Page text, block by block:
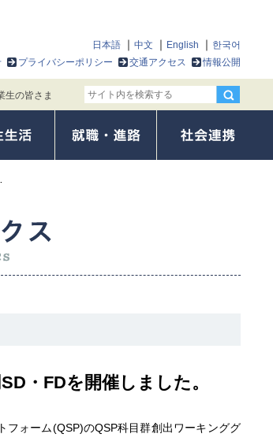
日本語 中文 English
한국어
プライバシーポリシー 交通アクセス 情報公開
生の皆さま
・FDを開催しました。
ォーム(QSP)のQSP科目群創出ワーキンググ